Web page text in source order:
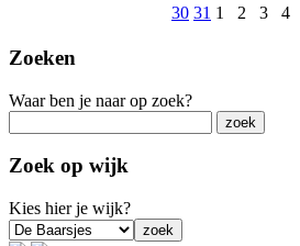
30 31 1 2 3 4
Zoeken
Waar ben je naar op zoek?
Zoek op wijk
Kies hier je wijk?